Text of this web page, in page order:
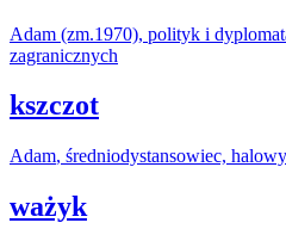
Adam (zm.1970), polityk i
zagranicznych
kszczot
Adam, średniodystansowiec,
ważyk